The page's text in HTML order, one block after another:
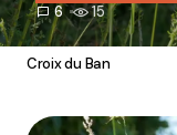
6
15
Croix du Ban